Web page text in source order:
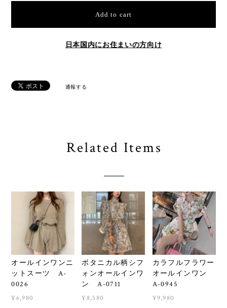
Add to cart
日本国内にお住まいの方向け
通報する
Related Items
オールインワンニ
ットスーツ A-
0026
¥6,980
ボタニカル柄シフ
ォンオールインワ
ン A-0711
¥8,580
カラフルフラワー
オールインワン
A-0945
¥9,980